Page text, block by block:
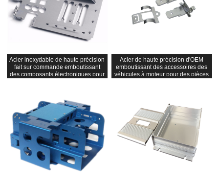
Acier inoxydable de haute précision
fait sur commande emboutissant
des composants électroniques pour
Acier de haute précision d'OEM
emboutissant des accessoires des
véhicules à moteur pour des pièces